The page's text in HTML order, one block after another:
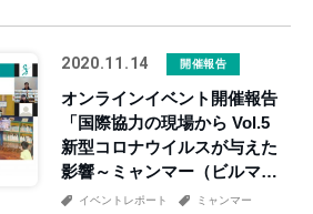
2020.11.14 開催報告
オンラインイベント開催報告
「国際協力の現場から Vol.5
新型コロナウイルスが与えた
影響～ミャンマー（ビルマ）
難民の人たちの今～」
イベントレポート
ミャンマー